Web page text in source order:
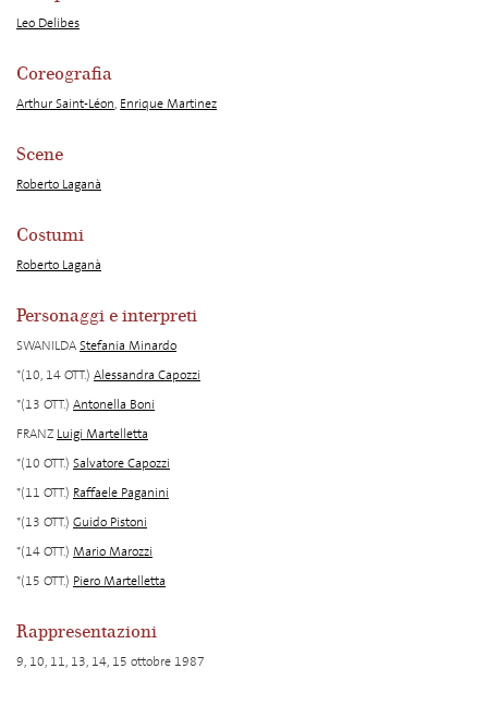
Leo Delibes
Coreografia
Arthur Saint-Léon, Enrique Martinez
Scene
Roberto Laganà
Costumi
Roberto Laganà
Personaggi e interpreti
SWANILDAStefania Minardo
*(10, 14 OTT.) Alessandra Capozzi
*(13 OTT.) Antonella Boni
FRANZ Luigi Martelletta
*(10 OTT.) Salvatore Capozzi
*(11 OTT.) Raffaele Paganini
*(13 OTT.) Guido Pistoni
*(14 OTT.) Mario Marozzi
*(15 OTT.) Piero Martelletta
Rappresentazioni
9, 10, 11, 13, 14, 15 ottobre 1987